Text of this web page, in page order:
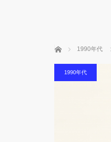
ホーム 1990年代
1990年代